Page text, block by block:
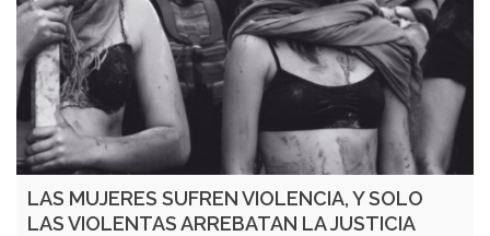
LAS MUJERES SUFREN VIOLENCIA, Y SOLO
LAS VIOLENTAS ARREBATAN LA JUSTICIA